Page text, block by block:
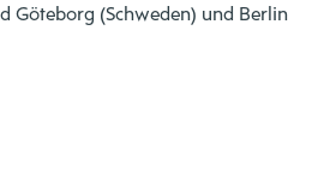
Göteborg (Schweden) und Berlin